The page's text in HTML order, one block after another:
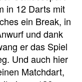
in 12 Darts mit
ein Break, in
und dank
er das Spiel
Und auch hier
Matchdart,